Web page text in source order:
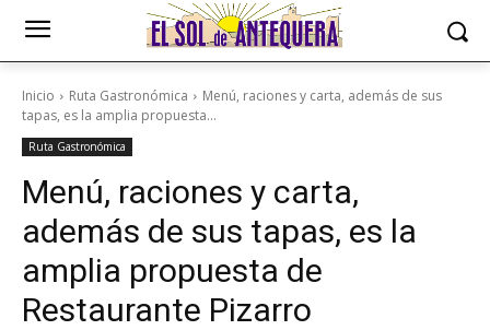
Inicio Ruta Gastronómica
Menú, raciones y carta, además de sus
tapas, es la amplia propuesta...
Ruta Gastronómica
Menú, raciones y carta,
además de sus tapas, es la
amplia propuesta de
Restaurante Pizarro